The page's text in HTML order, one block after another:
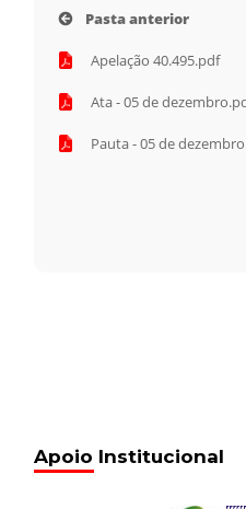
Pasta anterior
Apelação 40.495.pdf
Ata - 05 de
Pauta - 05 de
Apoio Institucional